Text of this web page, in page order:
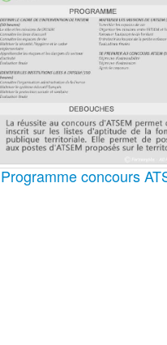
Programme concours